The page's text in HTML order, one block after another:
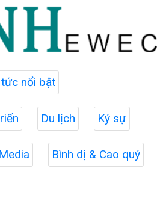
nổi bật
Du lịch Ký sự
Media Bình dị & Cao quý